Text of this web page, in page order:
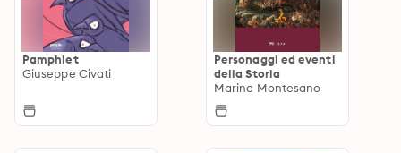
Pamphlet
Giuseppe Civati
Personaggi ed eventi
della Storia
Marina Montesano